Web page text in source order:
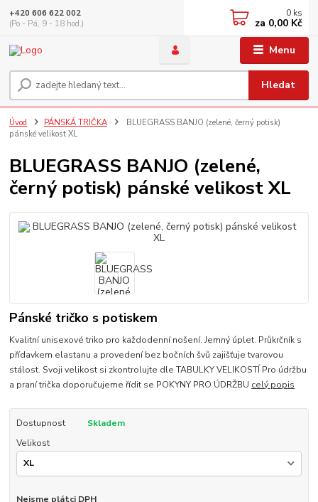
Menu
Hledat
+420 606 622 002
(Po - Pá, 9 - 18 hod.)
0 ks
za 0,00 Kč
Úvod PÁNSKÁ TRIČKA
BLUEGRASS BANJO (zelené, černý potisk)
pánské velikost XL
BLUEGRASS BANJO (zelené,
černý potisk) pánské velikost XL
Pánské tričko s potiskem
Kvalitní unisexové triko pro každodenní nošení. Jemný úplet. Průkrčník s
přídavkem elastanu a provedení bez bočních švů zajišťuje tvarovou
stálost. Svoji velikost si zkontrolujte dle TABULKY VELIKOSTÍ Pro údržbu
a praní trička doporučujeme řídit se POKYNY PRO ÚDRŽBU celý popis
Dostupnost
Skladem
Velikost
Nejsme plátci DPH